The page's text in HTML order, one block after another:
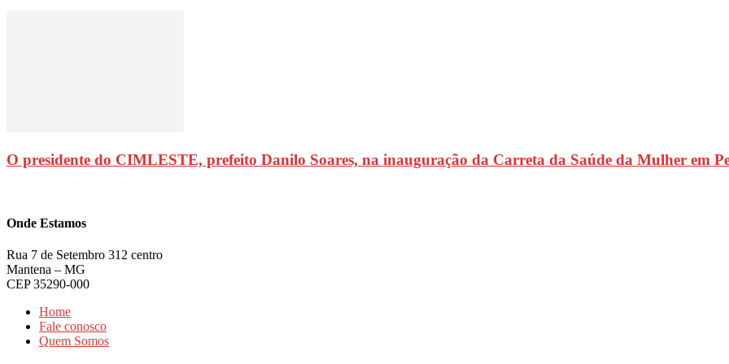
O presidente do CIMLESTE, prefeito Danilo Soares, na inauguração da Carreta da Saúde da Mulher em
Onde Estamos
Rua 7 de Setembro 312 centro
Mantena – MG
CEP 35290-000
Home
Fale conosco
Quem Somos